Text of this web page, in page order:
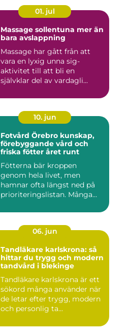
01. jul
Massage sollentuna mer än
bara avslappning
Massage har gått från att
vara en lyxig unna sig-
aktivitet till att bli en
självklar del av vardagli...
10. jun
Fotvård Örebro kunskap,
förebyggande vård och
friska fötter året runt
Fötterna bär kroppen
genom hela livet, men
hamnar ofta längst ned på
prioriteringslistan. Många
06. jun
Tandläkare karlskrona: så
hittar du trygg och modern
tandvård i blekinge
Tandläkare karlskrona är ett
sökord många använder när
de letar efter trygg, modern
och personlig ta...